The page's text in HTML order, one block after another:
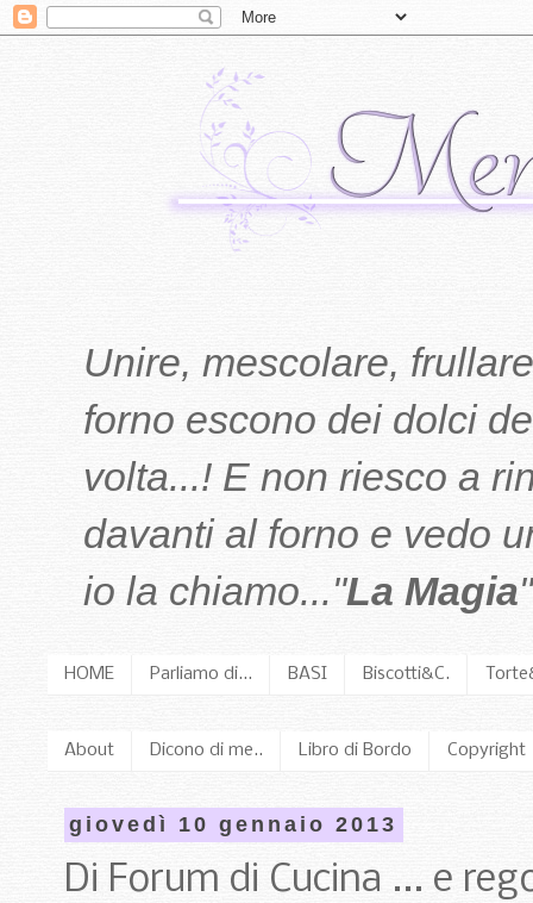
Unire, mescolare,
forno escono dei dolci
volta...! E non riesco a
davanti al forno e vedo
io la chiamo..."La Magia
HOME Parliamo di... BASI Biscotti&C.
About Dicono di me.. Libro di Bordo Copyright
giovedì 10 gennaio 2013
Di Forum di Cucina ... e